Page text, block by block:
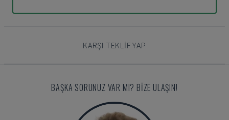
KARŞI TEKLIF YAP
BAŞKA SORUNUZ VAR MI? BIZE ULAŞIN!